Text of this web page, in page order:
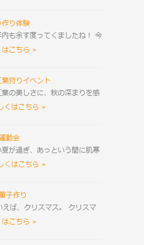
作り体験
も余す度ってくましたね！ 今
こちら »
狩りイベント
の美しさに、秋の深まりを感
くはこちら »
動会
が過ぎ、あっという間に肌寒
くはこちら »
子作り
えば、クリスマス。 クリスマ
こちら »